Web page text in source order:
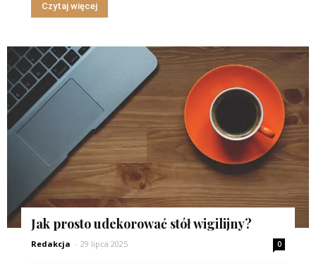
Czytaj więcej
Jak prosto udekorować stół wigilijny?
Redakcja - 29 lipca 2025 0